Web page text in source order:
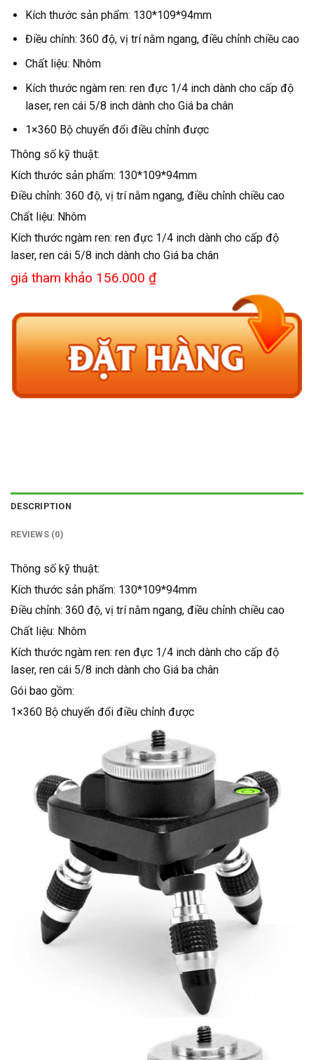
Kích thước sản phẩm: 130*109*94mm
Điều chỉnh: 360 độ, vị trí nằm ngang, điều chỉnh chiều cao
Chất liệu: Nhôm
Kích thước ngàm ren: ren đực 1/4 inch dành cho cấp độ
laser, ren cái 5/8 inch dành cho Giá ba chân
1×360 Bộ chuyển đổi điều chỉnh được
Thông số kỹ thuật:
Kích thước sản phẩm: 130*109*94mm
Điều chỉnh: 360 độ, vị trí nằm ngang, điều chỉnh chiều cao
Chất liệu: Nhôm
Kích thước ngàm ren: ren đực 1/4 inch dành cho cấp độ
laser, ren cái 5/8 inch dành cho Giá ba chân
giá tham khảo 156.000 ₫
DESCRIPTION
REVIEWS (0)
Thông số kỹ thuật:
Kích thước sản phẩm: 130*109*94mm
Điều chỉnh: 360 độ, vị trí nằm ngang, điều chỉnh chiều cao
Chất liệu: Nhôm
Kích thước ngàm ren: ren đực 1/4 inch dành cho cấp độ
laser, ren cái 5/8 inch dành cho Giá ba chân
Gói bao gồm:
1×360 Bộ chuyển đổi điều chỉnh được